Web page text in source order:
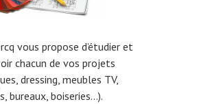
vous propose d’étudier et
chacun de vos projets
dressing, meubles TV,
bureaux, boiseries…).